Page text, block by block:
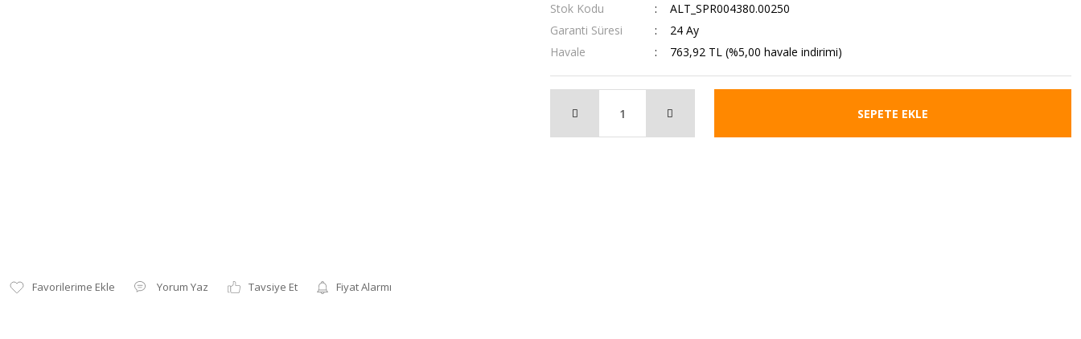
Yorum Yaz Tavsiye Et Fiyat Alarmı
Stok Kodu
ALT_SPR004380.00250
Garanti Süresi
24 Ay
Havale
763,92 TL (%5,00 havale indirimi)
SEPETE EKLE